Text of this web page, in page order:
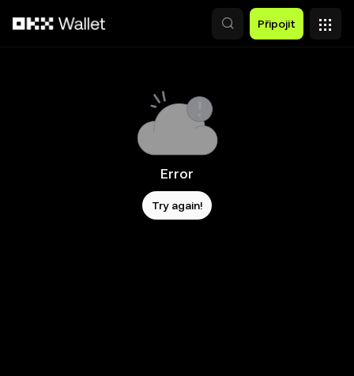
Připojit
Error
Try again!